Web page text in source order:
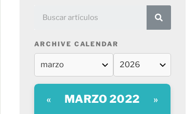
ARCHIVE CALENDAR
« MARZO 2022 »